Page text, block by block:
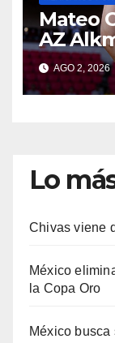
Mateo
AZ
deAGO 2, 2026
Lo
Chivas viene
México
la Copa Oro
México